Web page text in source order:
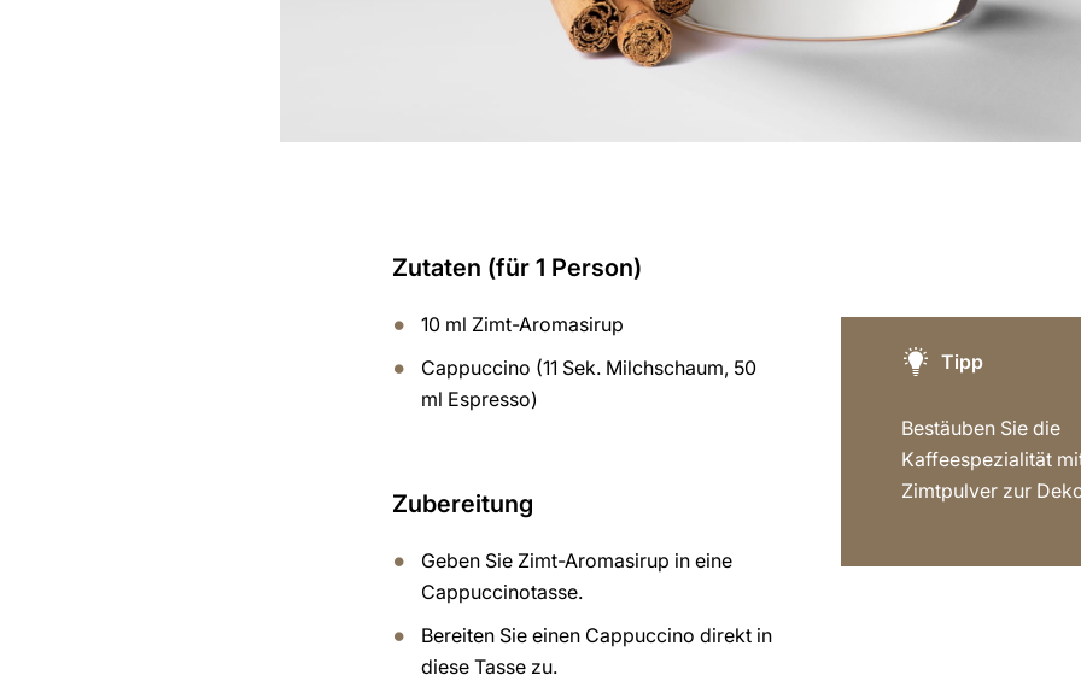
Zutaten (für 1 Person)
10 ml Zimt-Aromasirup
Cappuccino (11 Sek. Milchschaum, 50
ml Espresso)
Zubereitung
Geben Sie Zimt-Aromasirup in eine
Cappuccinotasse.
Bereiten Sie einen Cappuccino direkt in
diese Tasse zu.
Tipp
Bestäuben Sie die
Kaffeespezialität
Zimtpulver zur